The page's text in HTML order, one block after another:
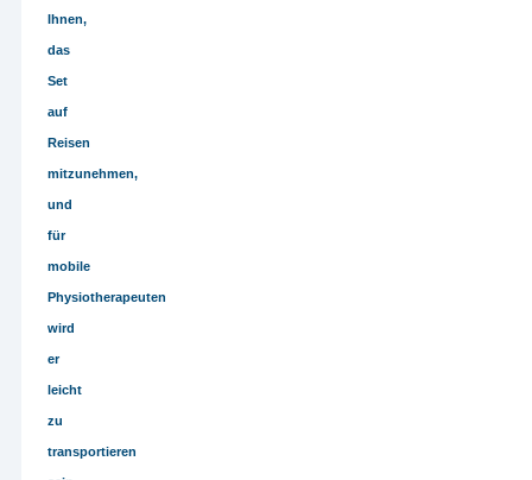
Ihnen,
das
Set
auf
Reisen
mitzunehmen,
und
für
mobile
Physiotherapeuten
wird
er
leicht
zu
transportieren